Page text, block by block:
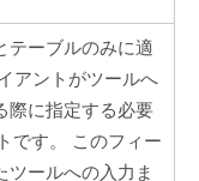
テーブルのみに適
アントがツールへ
際に指定する必要
です。 このフィー
ツールへの入力ま